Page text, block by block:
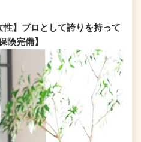
性】プロとして誇りを持って
険完備】